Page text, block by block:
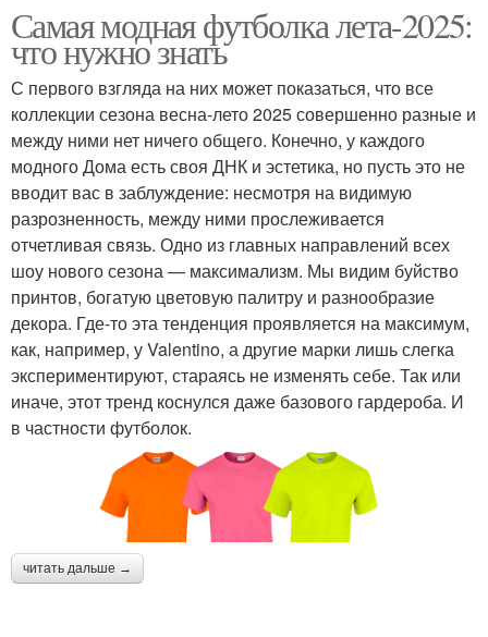
Самая модная футболка лета-2025:
что нужно знать
С первого взгляда на них может показаться, что все
коллекции сезона весна-лето 2025 совершенно разные и
между ними нет ничего общего. Конечно, у каждого
модного Дома есть своя ДНК и эстетика, но пусть это не
вводит вас в заблуждение: несмотря на видимую
разрозненность, между ними прослеживается
отчетливая связь. Одно из главных направлений всех
шоу нового сезона — максимализм. Мы видим буйство
принтов, богатую цветовую палитру и разнообразие
декора. Где-то эта тенденция проявляется на максимум,
как, например, у Valentino, а другие марки лишь слегка
экспериментируют, стараясь не изменять себе. Так или
иначе, этот тренд коснулся даже базового гардероба. И
в частности футболок.
читать дальше →